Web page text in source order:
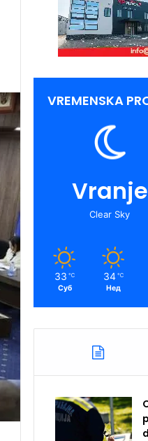
VREMENSKA
Vranje
Clear Sky
33 ℃
Суб
34 ℃
Нед